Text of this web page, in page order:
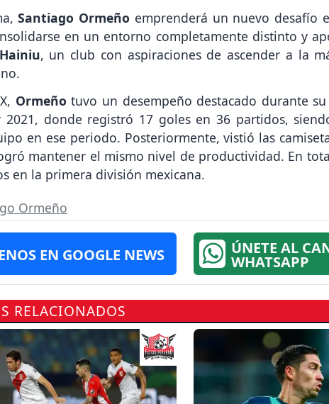
Santiago Ormeño emprenderá un nuevo desafío
en un entorno completamente distinto y
, un club con aspiraciones de ascender a la
Ormeño tuvo un desempeño destacado durante
2021, donde registró 17 goles en 36 partidos,
en ese periodo. Posteriormente, vistió las
mantener el mismo nivel de productividad. En
en la primera división mexicana.
Ormeño
EN GOOGLE NEWS ÚNETE AL
WHATSAPP
RELACIONADOS